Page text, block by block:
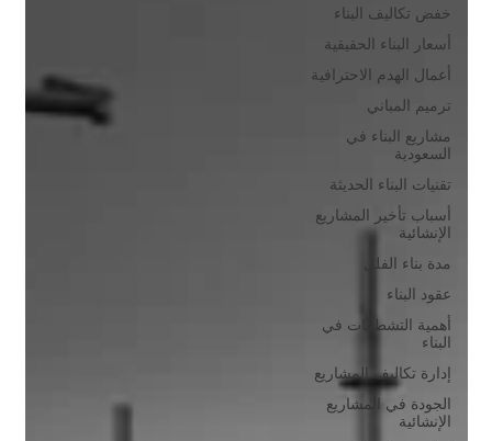
خفض تكاليف البناء
أسعار البناء الحقيقية
أعمال الهدم الاحترافية
ترميم المباني
مشاريع البناء في
السعودية
تقنيات البناء الحديثة
أسباب تأخير المشاريع
الإنشائية
مدة بناء الفلل
عقود البناء
أهمية التشطيبات في
البناء
إدارة تكاليف المشاريع
الجودة في المشاريع
الإنشائية